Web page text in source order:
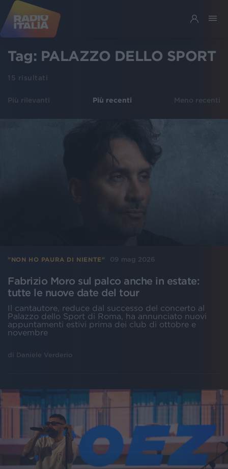
Tag: PALAZZO DELLO SPORT
15 risultati
Più rilevanti Più recenti Meno recenti
"NON HO PAURA DI NIENTE" 09 mag 2026
Fabrizio Moro sul palco anche in estate:
tutte le nuove date del tour
Il cantautore, reduce dal successo del concerto al
Palazzo dello Sport di Roma, ha annunciato nuovi
appuntamenti estivi prima dei club di ottobre e
novembre
di Daniele Verderio